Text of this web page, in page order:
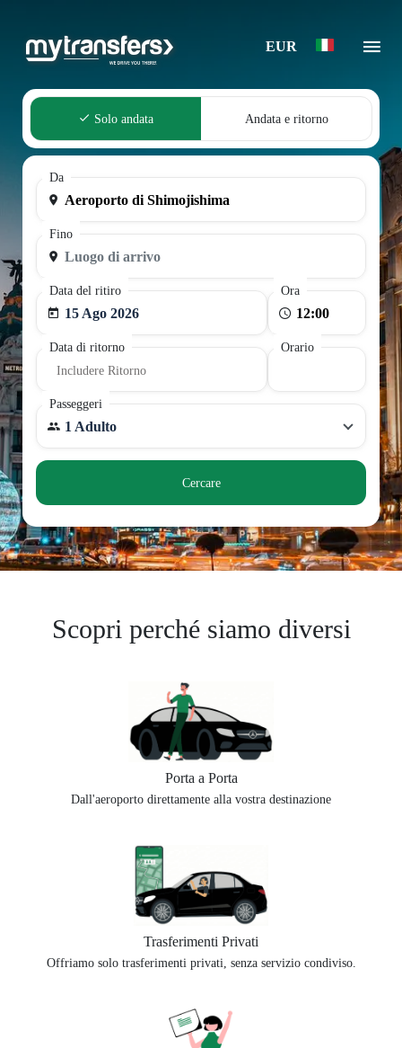
EUR
Solo andata Andata e ritorno
Da
Fino
Data del ritiro
15 Ago 2026
Ora
Data di ritorno
Includere Ritorno
Orario
Passeggeri
1 Adulto
Cercare
Scopri perché siamo diversi
Porta a Porta
Dall'aeroporto direttamente alla vostra destinazione
Trasferimenti Privati
Offriamo solo trasferimenti privati, senza servizio condiviso.